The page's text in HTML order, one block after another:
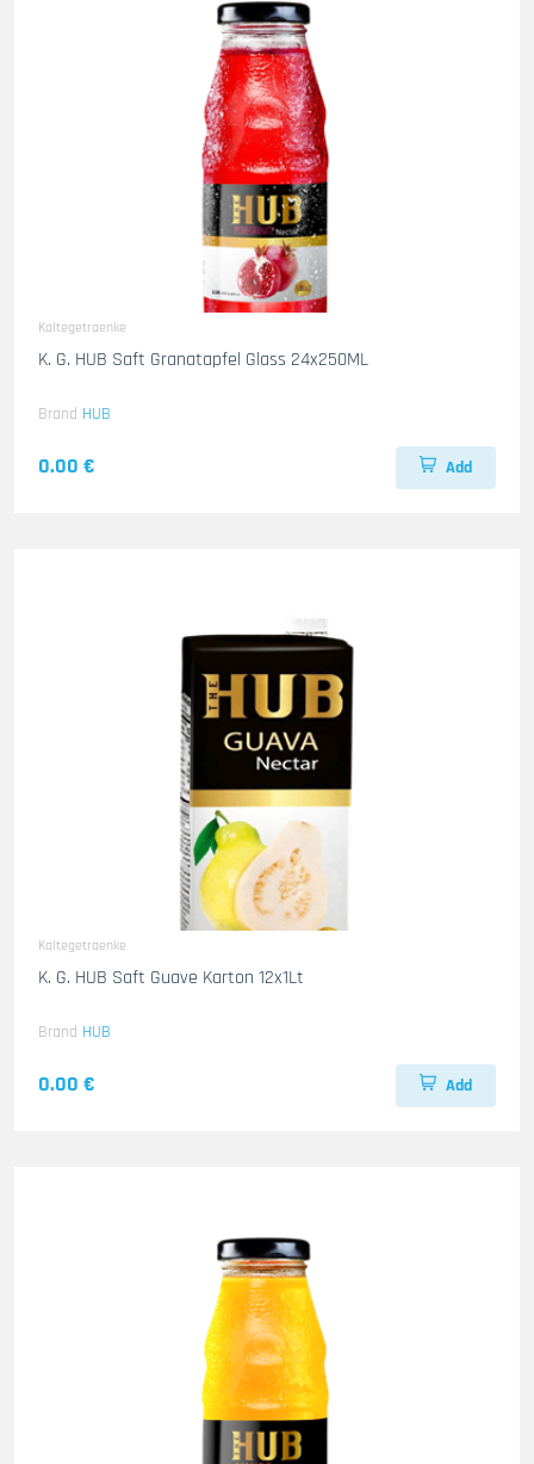
Kaltegetraenke
K. G. HUB Saft Granatapfel Glass 24x250ML
Brand HUB
0.00 € Add
Kaltegetraenke
K. G. HUB Saft Guave Karton 12x1Lt
Brand HUB
0.00 € Add